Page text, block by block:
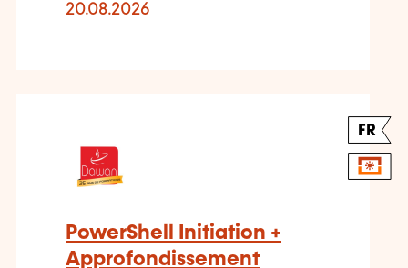
20.08.2026
FR
PowerShell Initiation +
Approfondissement